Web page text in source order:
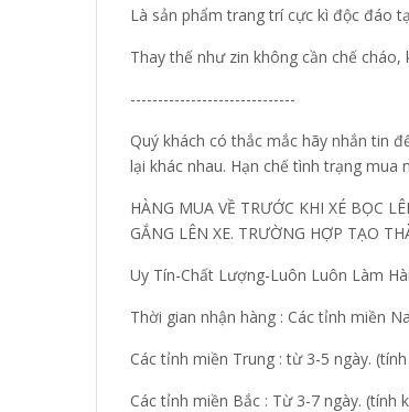
Là sản phẩm trang trí cực kì độc đáo
Thay thế như zin không cần chế
------------------------------
Quý khách có thắc mắc hãy nhắn tin
lại khác nhau. Hạn chế tình trạng
HÀNG MUA VỀ TRƯỚC KHI XÉ BỌC
GẮNG LÊN XE. TRƯỜNG HỢP TẠO
Uy Tín-Chất Lượng-Luôn Luôn Làm
Thời gian nhận hàng : Các tỉnh miền
Các tỉnh miền Trung : từ 3-5 ngày.
Các tỉnh miền Bắc : Từ 3-7 ngày. (tính